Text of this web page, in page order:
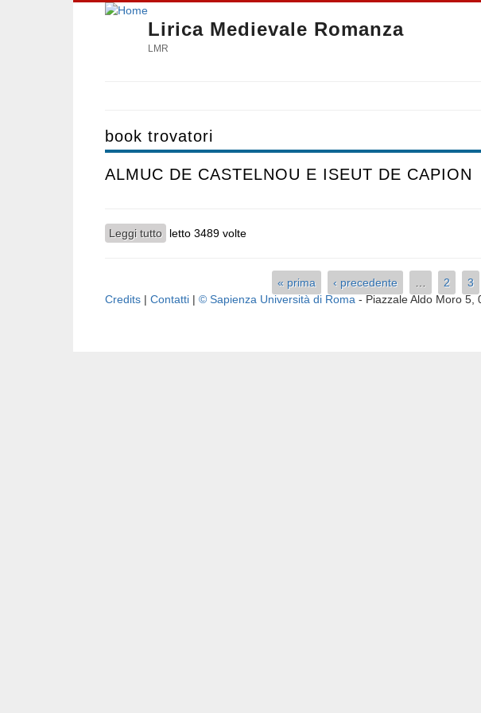
Lirica Medievale Romanza
LMR
book trovatori
ALMUC DE CASTELNOU E ISEUT DE CAPION
Leggi tutto su ALMUC DE CASTELNOU E ISEUT DE CAPION
letto 3489 volte
Pagine
« prima ‹ precedente 2 3
Credits | Contatti | © Sapienza Università di Roma- Piazzale Aldo Moro 5,